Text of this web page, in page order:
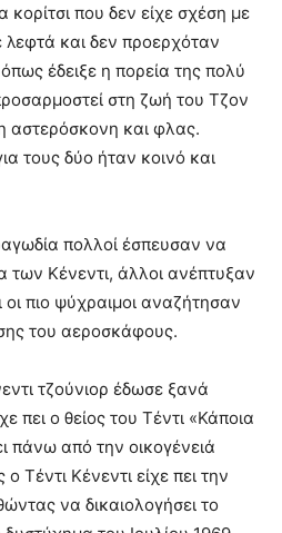
που δεν είχε σχέση με
λεφτά και δεν προερχόταν
έδειξε η πορεία της πολύ
στη ζωή του Τζον
αστερόσκονη και φλας.
τους δύο ήταν κοινό και
πολλοί έσπευσαν να
των Κένεντι, άλλοι ανέπτυξαν
πιο ψύχραιμοι αναζήτησαν
του αεροσκάφους.
τζούνιορ έδωσε ξανά
πει ο θείος του Τέντι «Κάποια
πάνω από την οικογένειά
Τέντι Κένεντι είχε πει την
να δικαιολογήσει το